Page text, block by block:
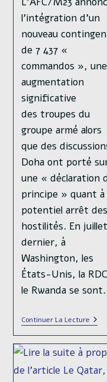
l’intégration d’un
nouveau
de 7 437 «
commandos », une
augmentation
significative
des troupes du
groupe armé alors
que des
Doha ont porté
une « déclaration
principe » quant à
potentiel arrêt des
hostilités. En juillet
dernier, à
Washington, les
États-Unis, la
le Rwanda se
Continuer La Lecture
Du
Du
Vers
Une
et Sud.
Publication
publiée :
20/05/2025
Auteur/autrice
la
publication :
Adan Manceau
Temps
lecture :
8 mins read
Post
category:
Amérique du
Depuis son
indépendance au
XIXe siècle, le
Mexique est
par une profonde
division territoriale
en matière de
développement
économique. La
fracture entre le
Nord et le Sud du
pays est l’un des
principaux vecteurs
des inégalités de
richesse qui
affectent
encore la société